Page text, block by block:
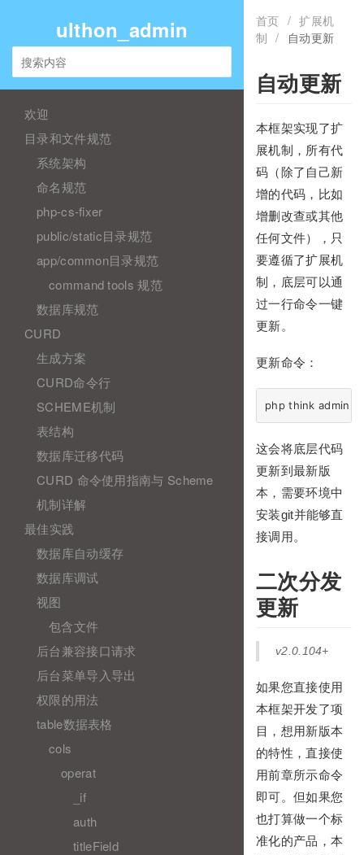
ulthon_admin
欢迎
目录和文件规范
系统架构
命名规范
php-cs-fixer
public/static目录规范
app/common目录规范
command tools 规范
数据库规范
CURD
生成方案
CURD命令行
SCHEME机制
表结构
数据库迁移代码
CURD 命令使用指南与 Scheme
机制详解
最佳实践
数据库自动缓存
数据库调试
视图
包含文件
后台兼容接口请求
后台菜单导入导出
权限的用法
table数据表格
cols
operat
_if
auth
titleField
首页 / 扩展机
制 / 自动更新
自动更新
本框架实现了扩
展机制，所有代
码（除了自己新
增的代码，比如
增删改查或其他
任何文件），只
要遵循了扩展机
制，底层可以通
过一行命令一键
更新。
更新命令：
这会将底层代码
更新到最新版
本，需要环境中
安装git并能够直
接调用。
二次分发
更新
v2.0.104+
如果您直接使用
本框架开发了项
目，想用新版本
的特性，直接使
用前章所示命令
即可。但如果您
也打算做一个标
准化的产品，本